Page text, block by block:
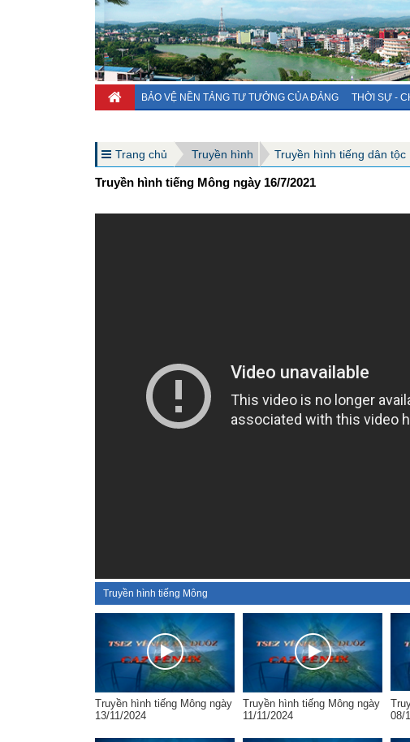
BẢO VỆ NỀN TẢNG TƯ TƯỞNG CỦA ĐẢNG THỜI SỰ -
Trang chủ Truyền hình Truyền hình tiếng dân tộc
Truyền hình tiếng Mông ngày 16/7/2021
Truyền hình tiếng Mông
Truyền hình tiếng Mông ngày
13/11/2024
Truyền hình tiếng Mông ngày
11/11/2024
08/